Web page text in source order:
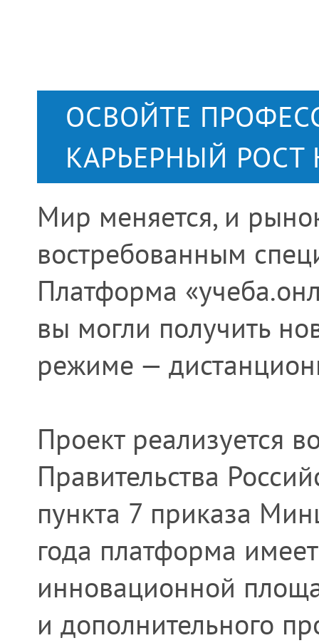
ОСВОЙТЕ
КАРЬЕРНЫЙ РОСТ
Мир меняется, и
востребованным
Платформа
вы могли получить
режиме —
Проект реализуется
Правительства
пункта 7 приказа
года платформа
инновационной
и дополнительного